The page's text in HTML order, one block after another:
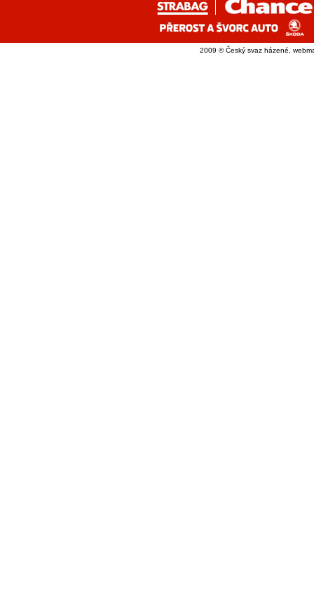
2009 © Český svaz házené,